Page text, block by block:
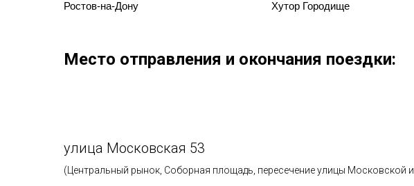
Ростов-на-Дону Хутор Городище
Место отправления и окончания поездки:
улица Московская 53
(Центральный рынок, Соборная площадь, пересечение улицы Московской и